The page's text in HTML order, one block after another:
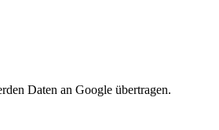
Daten an Google übertragen.